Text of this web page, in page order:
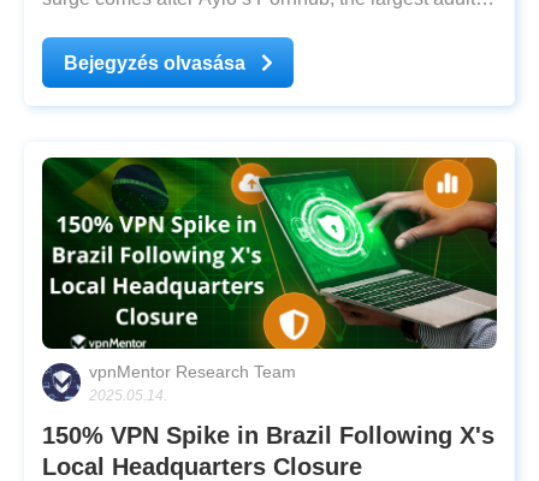
allowed access to its site from within the country and
subsequently geo-blocked French IP
Bejegyzés olvasása
vpnMentor Research Team
2025.05.14.
150% VPN Spike in Brazil Following X's
Local Headquarters Closure